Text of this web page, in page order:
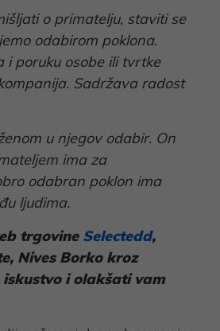
o primatelju, staviti se
odabirom poklona.
i poruku osobe ili tvrtke
Sadržava radost
u njegov odabir. On
ima za
odabran poklon ima
ljudima.
trgovine Selectedd,
Nives Borko kroz
i olakšati vam